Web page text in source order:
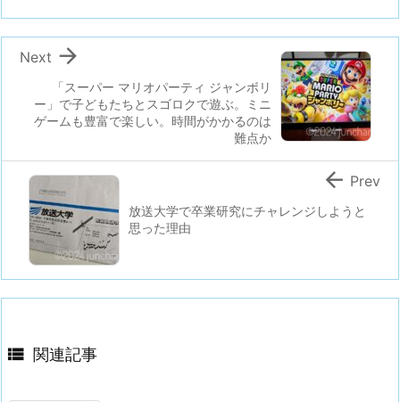
「スーパー マリオパーティ ジャンボリ
ー」で子どもたちとスゴロクで遊ぶ。ミニ
ゲームも豊富で楽しい。時間がかかるのは
難点か

Next
放送大学で卒業研究にチャレンジしようと
思った理由
 Prev
 関連記事